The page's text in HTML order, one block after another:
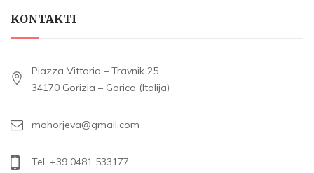
KONTAKTI
Piazza Vittoria – Travnik 25
34170 Gorizia – Gorica (Italija)
mohorjeva@gmail.com
Tel. +39 0481 533177